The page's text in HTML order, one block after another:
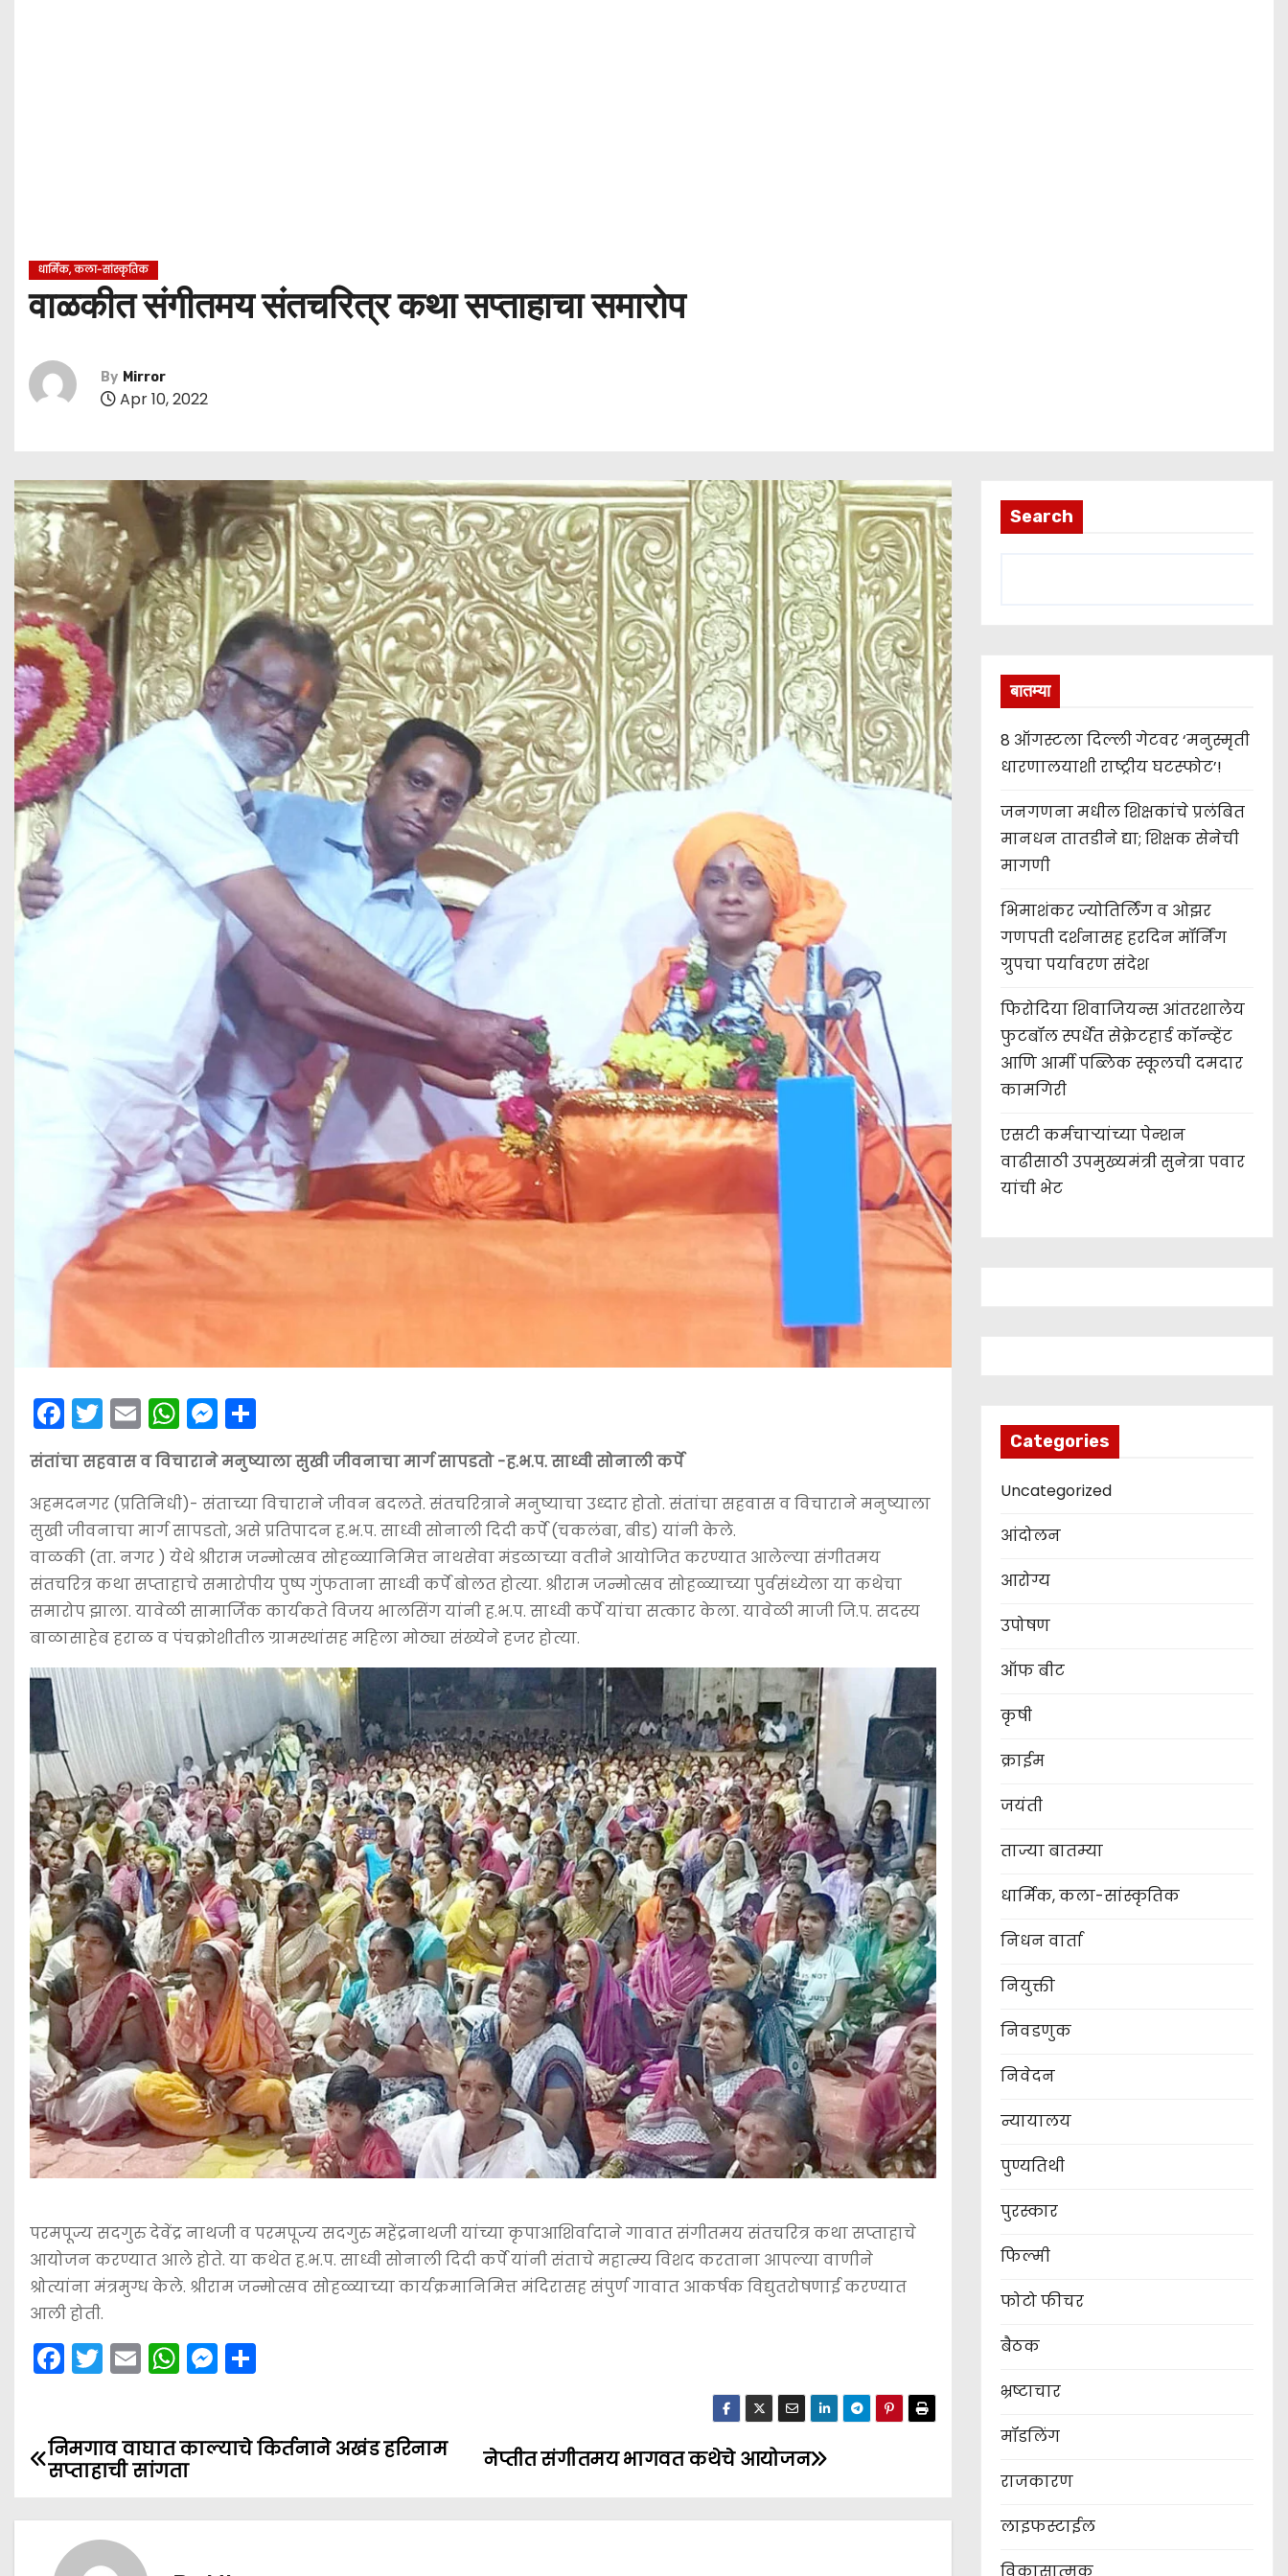
धार्मिक, कला-सांस्कृतिक
वाळकीत संगीतमय संतचरित्र कथा सप्ताहाचा समारोप
By Mirror
Apr 10, 2022
F
a
c
e
b
o
o
k
T
w
itt
er
E
m
ai
l
W
h
a
ts
A
p
p
M
e
s
s
e
n
g
er
h
ar
e
संतांचा सहवास व विचाराने मनुष्याला सुखी जीवनाचा मार्ग सापडतो -ह.भ.प. साध्वी सोनाली कर्पे
अहमदनगर (प्रतिनिधी)- संताच्या विचाराने जीवन बदलते. संतचरित्राने मनुष्याचा उध्दार होतो. संतांचा सहवास व विचाराने मनुष्याला
सुखी जीवनाचा मार्ग सापडतो, असे प्रतिपादन ह.भ.प. साध्वी सोनाली दिदी कर्पे (चकलंबा, बीड) यांनी केले.
वाळकी (ता. नगर ) येथे श्रीराम जन्मोत्सव सोहळ्यानिमित्त नाथसेवा मंडळाच्या वतीने आयोजित करण्यात आलेल्या संगीतमय
संतचरित्र कथा सप्ताहाचे समारोपीय पुष्प गुंफताना साध्वी कर्पे बोलत होत्या. श्रीराम जन्मोत्सव सोहळ्याच्या पुर्वसंध्येला या कथेचा
समारोप झाला. यावेळी सामार्जिक कार्यकते विजय भालसिंग यांनी ह.भ.प. साध्वी कर्पे यांचा सत्कार केला. यावेळी माजी जि.प. सदस्य
बाळासाहेब हराळ व पंचक्रोशीतील ग्रामस्थांसह महिला मोठ्या संख्येने हजर होत्या.
परमपूज्य सदगुरु देवेंद्र नाथजी व परमपूज्य सदगुरु महेंद्रनाथजी यांच्या कृपाआशिर्वादाने गावात संगीतमय संतचरित्र कथा सप्ताहाचे
आयोजन करण्यात आले होते. या कथेत ह.भ.प. साध्वी सोनाली दिदी कर्पे यांनी संताचे महात्म्य विशद करताना आपल्या वाणीने
श्रोत्यांना मंत्रमुग्ध केले. श्रीराम जन्मोत्सव सोहळ्याच्या कार्यक्रमानिमित्त मंदिरासह संपुर्ण गावात आकर्षक विद्युतरोषणाई करण्यात
आली होती.
F
a
e
b
o
o
T
w
er
E
m
l
W
h
ts
A
p
M
e
s
n
e
P
नेप्तीत संगीतमय भागवत कथेचे आयोजन
निमगाव वाघात काल्याचे किर्तनाने अखंड हरिनाम
सप्ताहाची सांगता
Search
बातम्या
8 ऑगस्टला दिल्ली गेटवर ‘मनुस्मृती
धारणालयाशी राष्ट्रीय घटस्फोट’!
जनगणना मधील शिक्षकांचे प्रलंबित
मानधन तातडीने द्या; शिक्षक सेनेची
मागणी
भिमाशंकर ज्योतिर्लिंग व ओझर
गणपती दर्शनासह हरदिन मॉर्निंग
ग्रुपचा पर्यावरण संदेश
फिरोदिया शिवाजियन्स आंतरशालेय
फुटबॉल स्पर्धेत सेक्रेटहार्ड कॉन्व्हेंट
आणि आर्मी पब्लिक स्कूलची दमदार
कामगिरी
एसटी कर्मचाऱ्यांच्या पेन्शन
वाढीसाठी उपमुख्यमंत्री सुनेत्रा पवार
यांची भेट
Categories
Uncategorized
आंदोलन
आरोग्य
उपोषण
ऑफ बीट
कृषी
क्राईम
जयंती
ताज्या बातम्या
धार्मिक, कला-सांस्कृतिक
निधन वार्ता
नियुक्ती
निवडणुक
निवेदन
न्यायालय
पुण्यतिथी
पुरस्कार
फिल्मी
फोटो फीचर
बैठक
भ्रष्टाचार
मॉडलिंग
राजकारण
लाइफस्टाईल
विकासात्मक